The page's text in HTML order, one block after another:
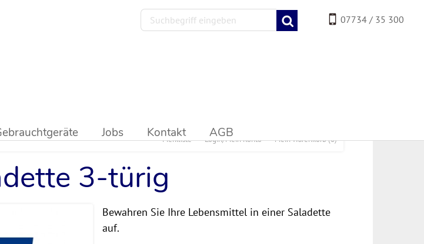
07734 / 35 300
Jobs Kontakt AGB Mein Warenkorb(0)
Login/Mein Konto
Merkliste
3-türig
Bewahren Sie Ihre Lebensmittel in einer Saladette
auf.